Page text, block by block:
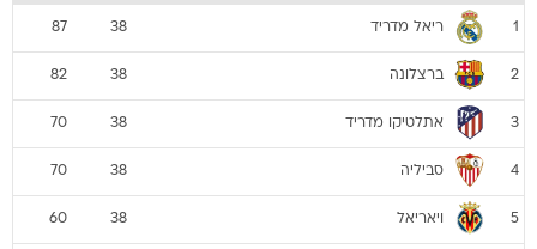
1 ריאל מדריד 38
87
2 ברצלונה 38
82
3 אתלטיקו מדריד 38
70
4 סביליה 38
70
5 ויאריאל 38
60